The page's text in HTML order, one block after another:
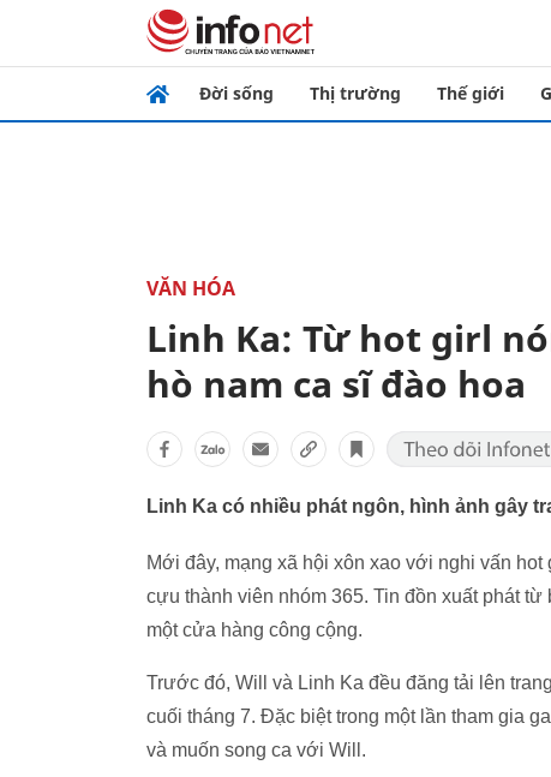
Đời sống Thị trường Thế giới
VĂN HÓA
Linh Ka: Từ hot girl
hò nam ca sĩ đào hoa
Linh Ka có nhiều phát ngôn, hình ảnh gây
Mới đây, mạng xã hội xôn xao với nghi vấn
cựu thành viên nhóm 365. Tin đồn xuất phát
một cửa hàng công cộng.
Trước đó, Will và Linh Ka đều đăng tải lên
cuối tháng 7. Đặc biệt trong một lần tham gia
và muốn song ca với Will.